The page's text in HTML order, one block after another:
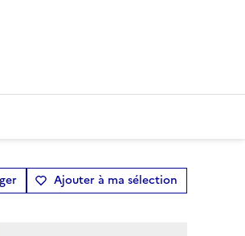
Ajouter à ma sélection